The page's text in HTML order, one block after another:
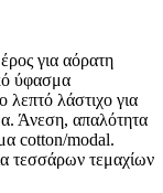
για αόρατη
ύφασμα
λάστιχο για
Άνεση, απαλότητα
cotton/modal.
τεσσάρων τεμαχίων